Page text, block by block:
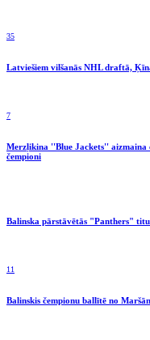
35
Latviešiem vilšanās NHL draftā,
7
Merzļikina ''Blue Jackets''
čempioni
Balinska pārstāvētās "Panthers"
11
Balinskis čempionu ballītē no